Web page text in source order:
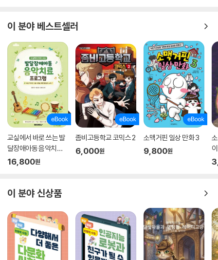
이 분야 베스트셀러
교실에서 바로 쓰는 발
달장애아동 음악치료
프로그램
16,800원
좀비고등학교 코믹스 2
6,000원
소맥거핀 일상 만화 3
9,800원
이 분야 신상품